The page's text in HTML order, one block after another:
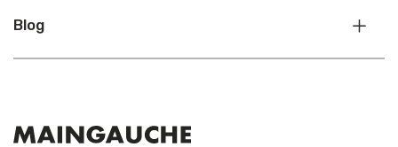
Blog